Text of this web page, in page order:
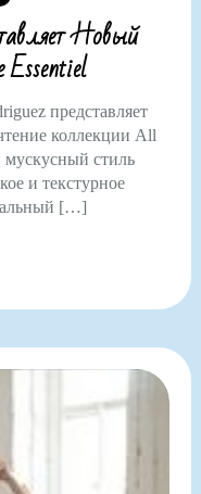
Новый
представляет
коллекции All
стиль
и текстурное
[…]